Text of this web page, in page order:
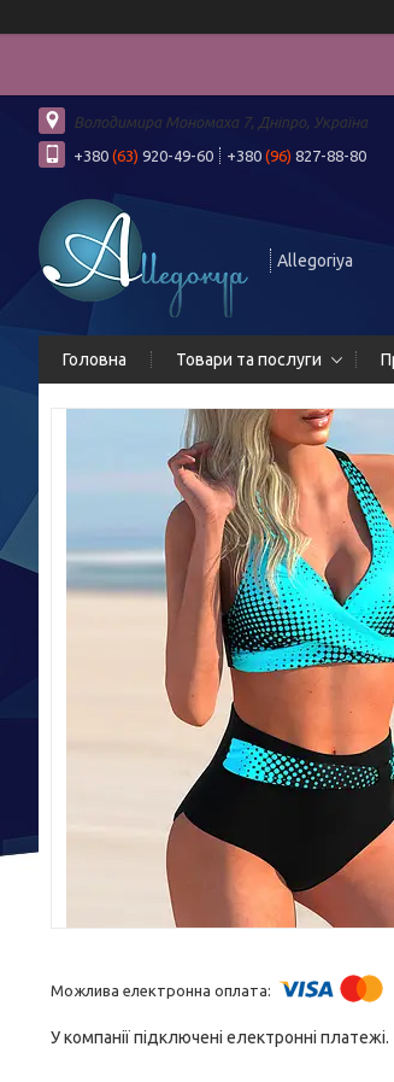
Володимира Мономаха 7, Дніпро, Україна
+380 (63) 920-49-60 +380 (96) 827-88-80
Allegoriya
Головна Товари та послуги
У компанії підключені електронні